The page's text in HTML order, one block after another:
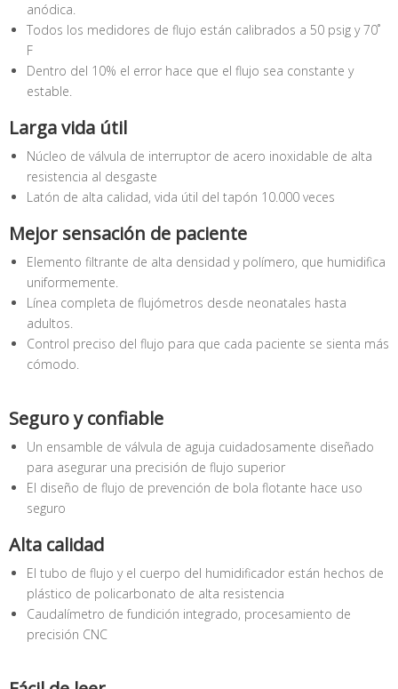
anódica.
Todos los medidores de flujo están calibrados a 50 psig y 70˚
F
Dentro del 10% el error hace que el flujo sea constante y
estable.
Larga vida útil
Núcleo de válvula de interruptor de acero inoxidable de alta
resistencia al desgaste
Latón de alta calidad, vida útil del tapón 10.000 veces
Mejor sensación de paciente
Elemento filtrante de alta densidad y polímero, que humidifica
uniformemente.
Línea completa de flujómetros desde neonatales hasta
adultos.
Control preciso del flujo para que cada paciente se sienta más
cómodo.
Seguro y confiable
Un ensamble de válvula de aguja cuidadosamente diseñado
para asegurar una precisión de flujo superior
El diseño de flujo de prevención de bola flotante hace uso
seguro
Alta calidad
El tubo de flujo y el cuerpo del humidificador están hechos de
plástico de policarbonato de alta resistencia
Caudalímetro de fundición integrado, procesamiento de
precisión CNC